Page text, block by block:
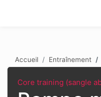
Accueil Entraînement
Core training (sangle